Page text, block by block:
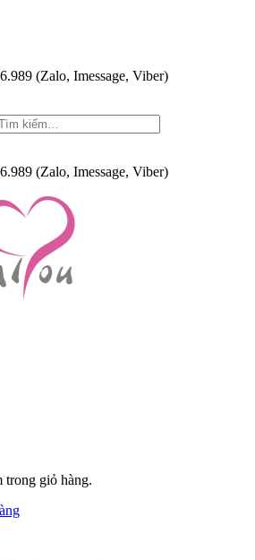
(Zalo, Imessage, Viber)
(Zalo, Imessage, Viber)
trong giỏ hàng.